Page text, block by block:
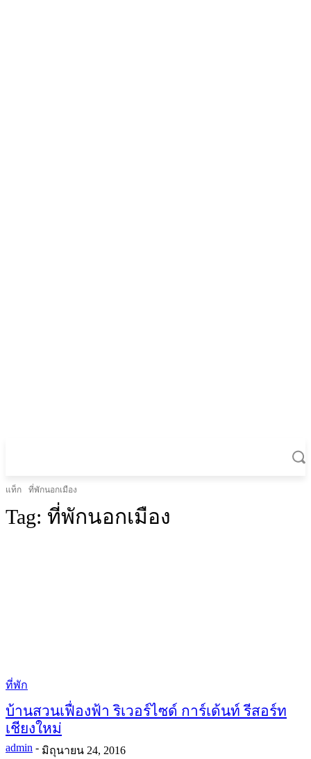
แท็ก ที่พักนอกเมือง
Tag: ที่พักนอกเมือง
ที่พัก
บ้านสวนเฟื่องฟ้า ริเวอร์ไซด์ การ์เด้นท์ รีสอร์ท
เชียงใหม่
admin - มิถุนายน 24, 2016